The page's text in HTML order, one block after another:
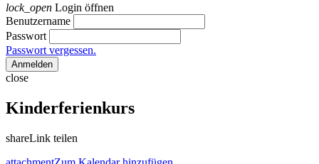
lock_open Login öffnen
Benutzername
Passwort
Passwort vergessen.
Anmelden
close
Kinderferienkurs
shareLink teilen